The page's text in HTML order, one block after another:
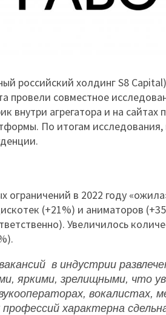
российский холдинг S8
провели совместное
внутри агрегатора и на сайтах
По итогам
ограничений в 2022 году
(+21%) и аниматоров
Увеличилось
в индустрии
яркими, зрелищными, что
вокалистах,
характерна